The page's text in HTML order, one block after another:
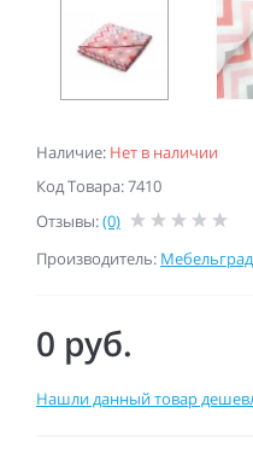
Наличие: Нет в наличии
Код Товара: 7410
Отзывы:(0)
Производитель: Мебельград
0 руб.
Нашли данный товар